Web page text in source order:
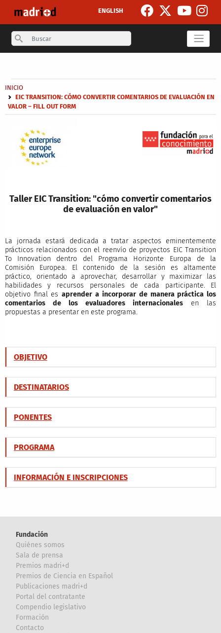
ENGLISH
Search
Sobrescribir enlaces de ayuda a la navegación
INICIO
EIC TRANSITION: CÓMO CONVERTIR COMENTARIOS DE EVALUACIÓN EN
VALOR – FILL OUT FORM
Taller EIC Transition: "cómo convertir comentarios
de evaluación en valor"
La jornada estará dedicada a tratar aspectos eminentemente
prácticos relacionados con el reenvío de proyectos EIC Transition
To Innovation dentro del Programa Horizonte Europa de la
Comisión Europea. El contenido de la sesión es altamente
práctico, orientado a aprovechar, desarrollar y maximizar las
habilidades y recursos personales de cada participante. El
objetivo final esaprender a incorporar de manera práctica los
comentarios de los evaluadores internacionales en las
propuestas a presentar en este programa.
OBJETIVO
DESTINATARIOS
PONENTES
PROGRAMA
INFORMACIÓN E INSCRIPCIONES
Fundación
Quiénes somos
Sala de prensa
Premios madri+d
Premios de Ciencia en Español
Publicaciones madri+d
Portal del contratante
Compendio legislativo
Formación
Contacto